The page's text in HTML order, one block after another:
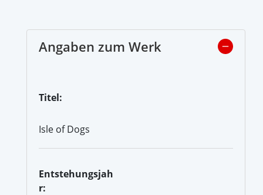
Angaben zum Werk
Titel:
Isle of Dogs
Entstehungsjah
r: